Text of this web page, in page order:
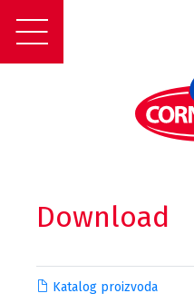
Download
Katalog proizvoda